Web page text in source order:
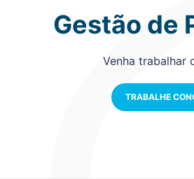
Gestão de
Venha trabalhar
TRABALHE